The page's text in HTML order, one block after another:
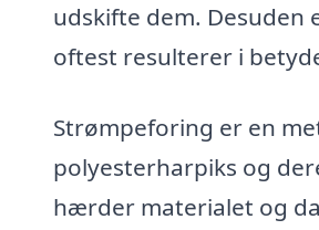
udskifte dem.
oftest resulterer i
Strømpeforing er en
polyesterharpiks og
hærder materialet og